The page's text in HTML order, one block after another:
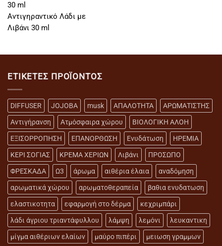
30 ml
Αντιγηραντικό Λάδι με
Λιβάνι 30 ml
ΕΤΙΚΈΤΕΣ ΠΡΟΪΌΝΤΟΣ
DIFFUSER JOJOBA musk ΑΠΑΛΟΤΗΤΑ ΑΡΩΜΑΤΙΣΤΗΣ
Αντιγήρανση Ατμόσφαιρα χώρου ΒΙΟΛΟΓΙΚΗ ΑΛΟΗ
ΕΞΙΣΟΡΡΟΠΗΣΗ ΕΠΑΝΟΡΘΩΣΗ Ενυδάτωση ΗΡΕΜΙΑ
ΚΕΡΙ ΣΟΓΙΑΣ ΚΡΕΜΑ ΧΕΡΙΩΝ Λιβάνι ΠΡΟΣΩΠΟ
ΦΡΕΣΚΑΔΑ Ω3 άρωμα αιθέρια έλαια αναδόμηση
αρωματικά χώρου αρωματοθεραπεία βαθια ενυδατωση
ελαστικοτητα εφαρμογή στο δέρμα κεχριμπάρι
λάδι άγριου τριαντάφυλλου λάμψη λεμόνι λευκαντικη
μίγμα αιθέριων ελαίων μαύρο πιπέρι μειωση γραμμων